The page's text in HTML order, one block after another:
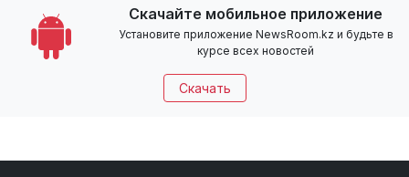
Скачайте мобильное приложение
Установите приложение NewsRoom.kz и будьте в
курсе всех новостей
Скачать